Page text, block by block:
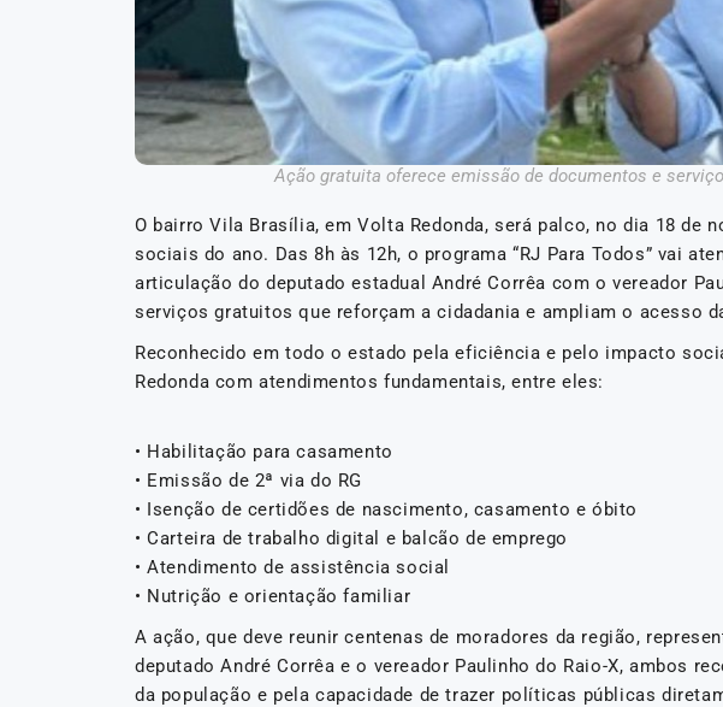
Ação gratuita oferece emissão de documentos e
O bairro Vila Brasília, em Volta Redonda, será palco, no dia 18 de
sociais do ano. Das 8h às 12h, o programa “RJ Para Todos” vai
articulação do deputado estadual André Corrêa com o vereador
serviços gratuitos que reforçam a cidadania e ampliam o acesso
Reconhecido em todo o estado pela eficiência e pelo impacto
Redonda com atendimentos fundamentais, entre eles:
• Habilitação para casamento
• Emissão de 2ª via do RG
• Isenção de certidões de nascimento, casamento e óbito
• Carteira de trabalho digital e balcão de emprego
• Atendimento de assistência social
• Nutrição e orientação familiar
A ação, que deve reunir centenas de moradores da região,
deputado André Corrêa e o vereador Paulinho do Raio-X, ambos
da população e pela capacidade de trazer políticas públicas